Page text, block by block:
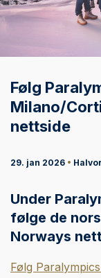
Følg
Milano/
nettside
29. jan 2026 •
Under
følge de
Norways
Følg